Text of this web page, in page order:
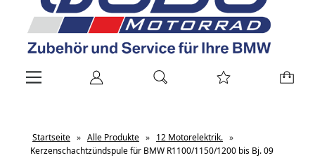
Startseite » Alle Produkte » 12 Motorelektrik. »
Kerzenschachtzündspule für BMW R1100/1150/1200 bis Bj. 09